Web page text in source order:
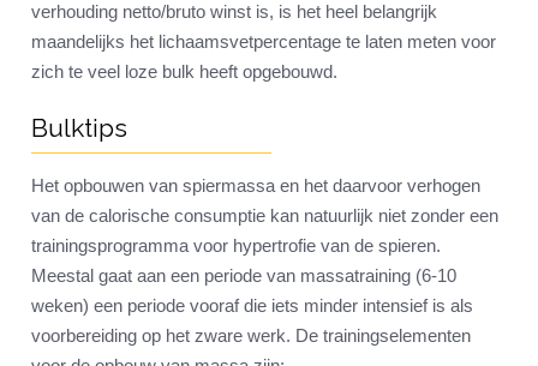
verhouding netto/bruto winst is, is het heel belangrijk
maandelijks het lichaamsvetpercentage te laten meten voor
zich te veel loze bulk heeft opgebouwd.
Bulktips
Het opbouwen van spiermassa en het daarvoor verhogen
van de calorische consumptie kan natuurlijk niet zonder een
trainingsprogramma voor hypertrofie van de spieren.
Meestal gaat aan een periode van massatraining (6-10
weken) een periode vooraf die iets minder intensief is als
voorbereiding op het zware werk. De trainingselementen